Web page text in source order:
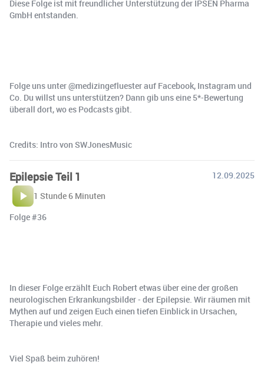
Diese Folge ist mit freundlicher Unterstützung der IPSEN Pharma
GmbH entstanden.
Folge uns unter @medizingefluester auf Facebook, Instagram und
Co. Du willst uns unterstützen? Dann gib uns eine 5*-Bewertung
überall dort, wo es Podcasts gibt.
Credits: Intro von SWJonesMusic
Epilepsie Teil 1
12.09.2025
1 Stunde 6 Minuten
Folge #36
In dieser Folge erzählt Euch Robert etwas über eine der großen
neurologischen Erkrankungsbilder - der Epilepsie. Wir räumen mit
Mythen auf und zeigen Euch einen tiefen Einblick in Ursachen,
Therapie und vieles mehr.
Viel Spaß beim zuhören!